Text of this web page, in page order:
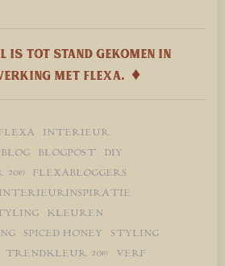
tot stand gekomen in
met Flexa. ♦
INTERIEUR
BLOG BLOGPOST
DIY
FLEXABLOGGERS
INTERIEURINSPIRATIE
KLEUREN
SPICED HONEY
STYLING
TRENDKLEUR 2019
VERF